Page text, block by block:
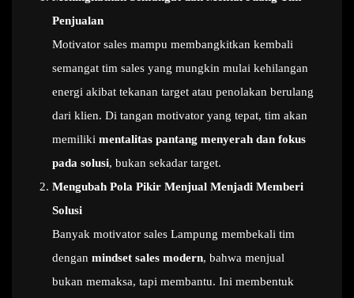
Penjualan
Motivator sales mampu membangkitkan kembali
semangat tim sales yang mungkin mulai kehilangan
energi akibat tekanan target atau penolakan berulang
dari klien. Di tangan motivator yang tepat, tim akan
memiliki mentalitas pantang menyerah dan fokus
pada solusi, bukan sekadar target.
Mengubah Pola Pikir Menjual Menjadi Memberi
Solusi
Banyak motivator sales Lampung membekali tim
dengan mindset sales modern, bahwa menjual
bukan memaksa, tapi membantu. Ini membentuk